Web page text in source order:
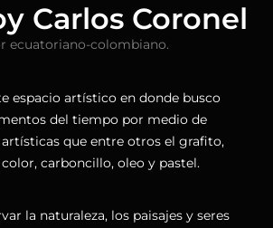
Carlos Coronel
ecuatoriano-colombiano.
espacio artístico en donde busco
del tiempo por medio de
que entre otros el grafito,
carboncillo, oleo y pastel.
la naturaleza, los paisajes y seres